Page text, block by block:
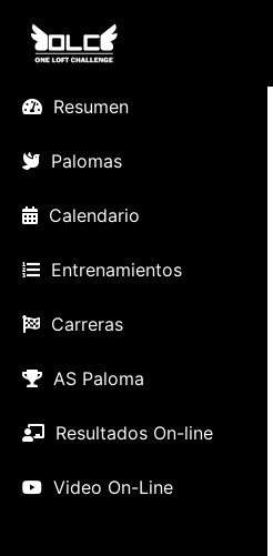
Resumen
Palomas
Calendario
Entrenamientos
Carreras
AS Paloma
Resultados On-line
Video On-Line